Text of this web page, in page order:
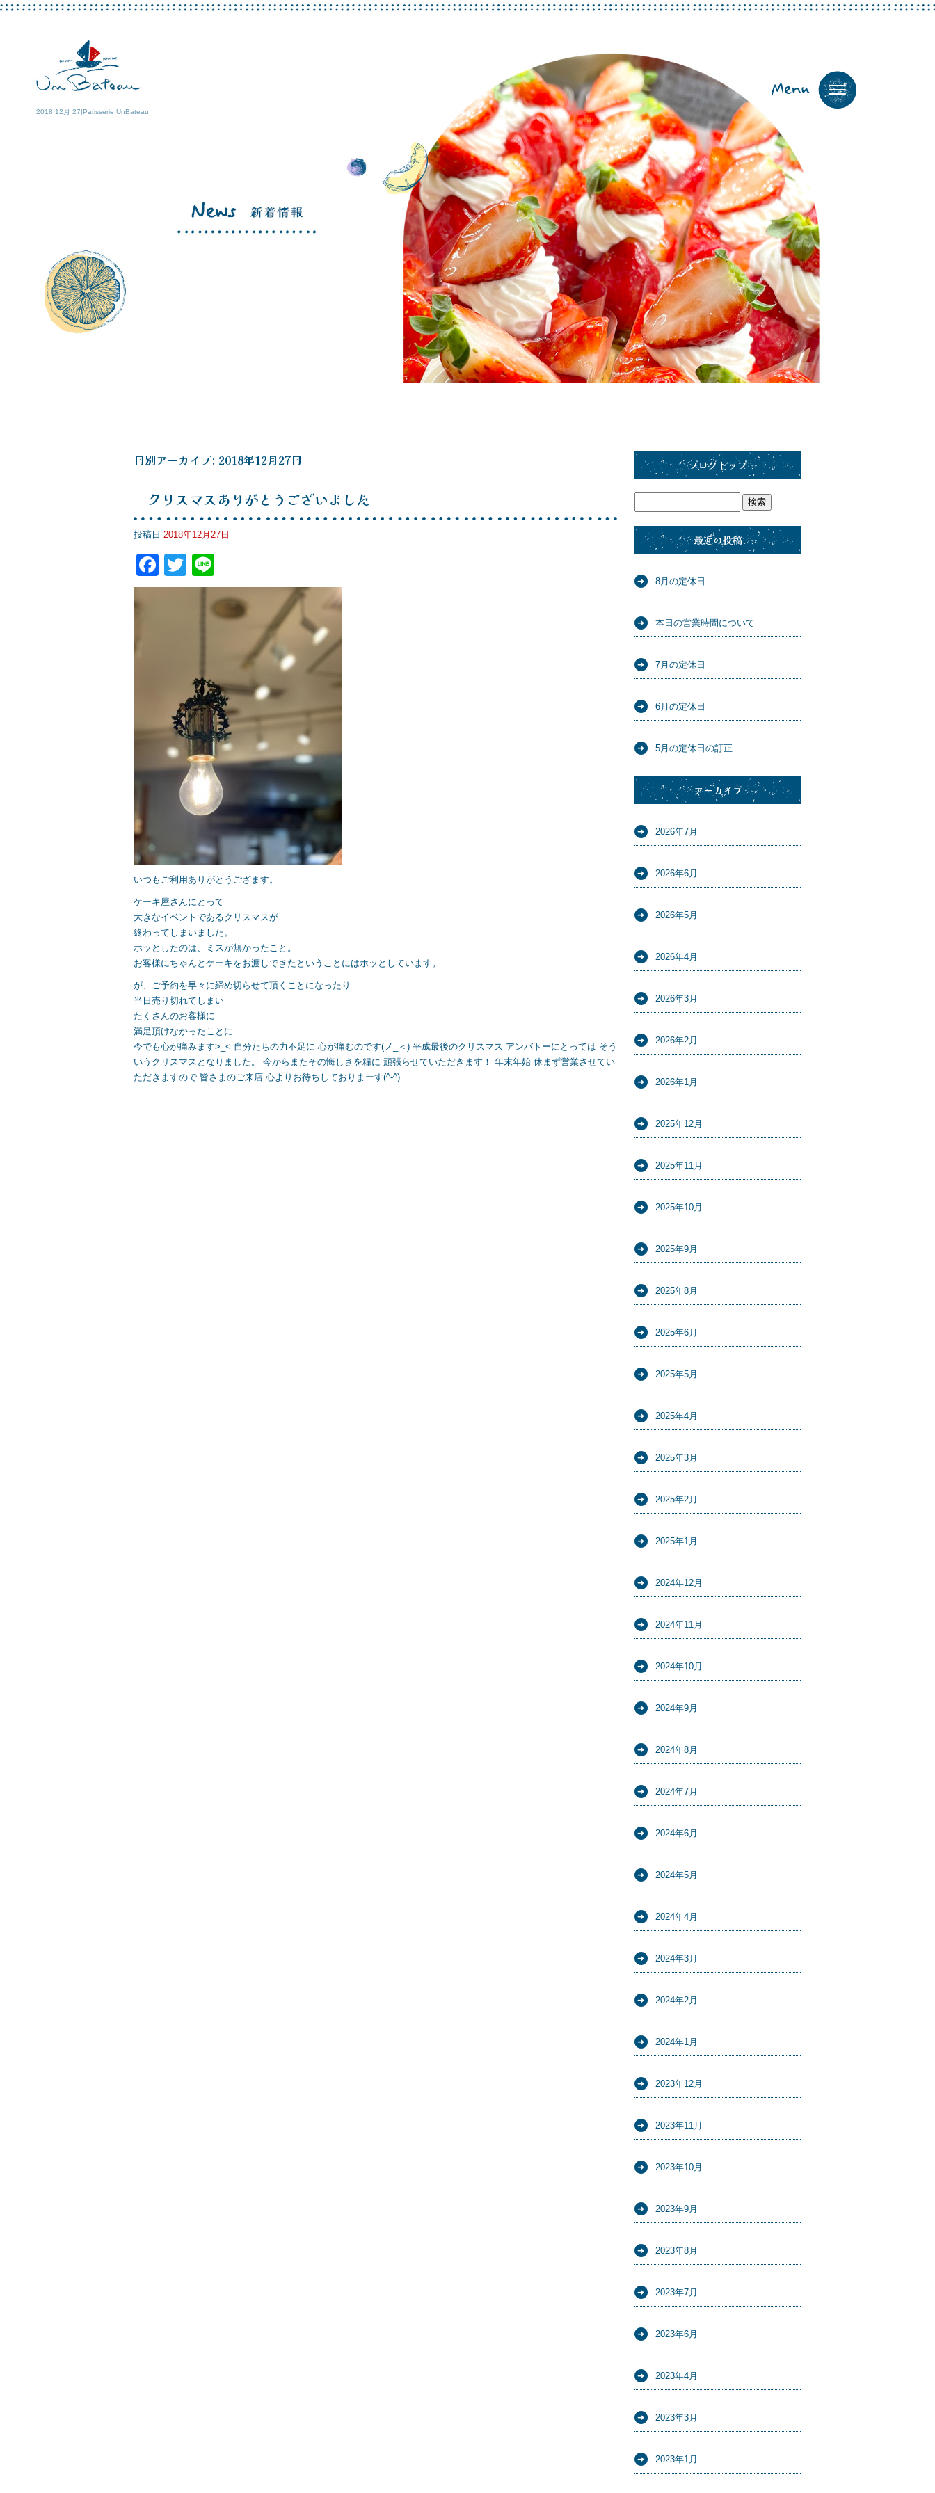
2018 12月 27|Patisserie UnBateau
日別アーカイブ: 2018年12月27日
クリスマスありがとうございました
投稿日 2018年12月27日
F
a
k
T
wi n
e
いつもご利用ありがとうござます。
ケーキ屋さんにとって
大きなイベントであるクリスマスが
終わってしまいました。
ホッとしたのは、ミスが無かったこと。
お客様にちゃんとケーキをお渡しできたということにはホッとしています。
が、ご予約を早々に締め切らせて頂くことになったり
当日売り切れてしまい
たくさんのお客様に
満足頂けなかったことに
今でも心が痛みます>_< 自分たちの力不足に 心が痛むのです(ノ_＜) 平成最後のクリスマス アンバトーにとっては そう
いうクリスマスとなりました。 今からまたその悔しさを糧に 頑張らせていただきます！ 年末年始 休まず営業させてい
ただきますので 皆さまのご来店 心よりお待ちしておりまーす(^-^)
ブログトップ
最近の投稿
8月の定休日
本日の営業時間について
7月の定休日
6月の定休日
5月の定休日の訂正
アーカイブ
2026年7月
2026年6月
2026年5月
2026年4月
2026年3月
2026年2月
2026年1月
2025年12月
2025年11月
2025年10月
2025年9月
2025年8月
2025年6月
2025年5月
2025年4月
2025年3月
2025年2月
2025年1月
2024年12月
2024年11月
2024年10月
2024年9月
2024年8月
2024年7月
2024年6月
2024年5月
2024年4月
2024年3月
2024年2月
2024年1月
2023年12月
2023年11月
2023年10月
2023年9月
2023年8月
2023年7月
2023年6月
2023年4月
2023年3月
2023年1月